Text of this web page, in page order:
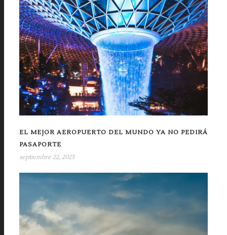
EL MEJOR AEROPUERTO DEL MUNDO YA NO PEDIRÁ
PASAPORTE
septiembre 22, 2023